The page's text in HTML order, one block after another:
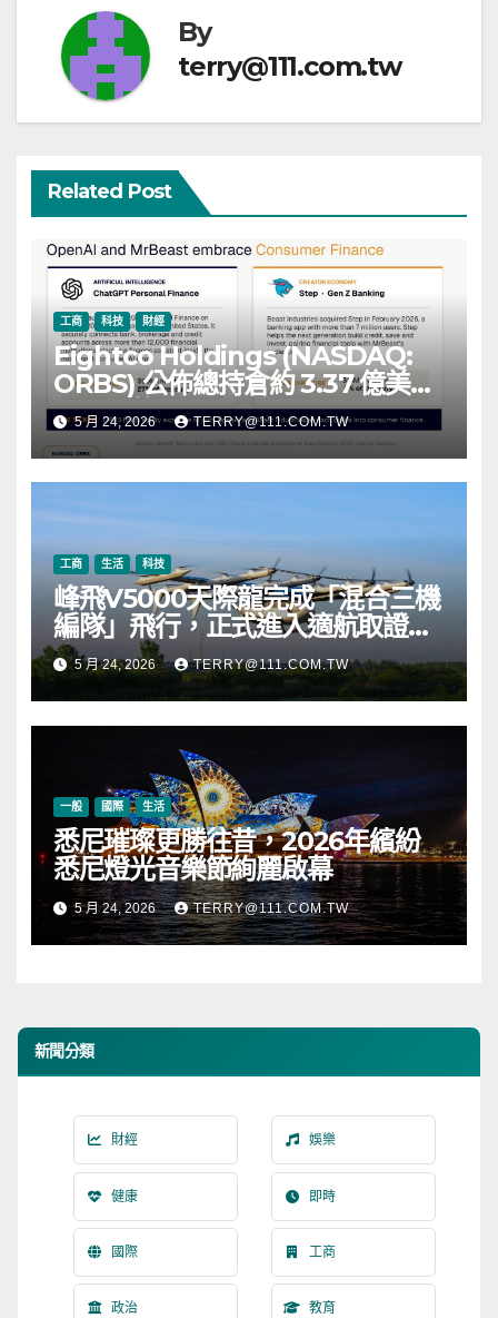
By
terry@111.com.tw
Related Post
工商 科技 財經
Eightco Holdings (NASDAQ:
ORBS) 公佈總持倉約 3.37 億美
元，涵蓋 OpenAI、Beast
Industries、超過 11,000 枚以太
幣 (ETH) 及逾 2.83 億枚 WLD 代
5 月 24, 2026 TERRY@111.COM.TW
工商 生活 科技
峰飛V5000天際龍完成「混合三機
編隊」飛行，正式進入適航取證階
段5 月 24, 2026 TERRY@111.COM.TW
一般 國際 生活
悉尼璀璨更勝往昔，2026年繽紛
悉尼燈光音樂節絢麗啟幕
5 月 24, 2026 TERRY@111.COM.TW
新聞分類
財經 娛樂
健康 即時
國際 工商
政治 教育